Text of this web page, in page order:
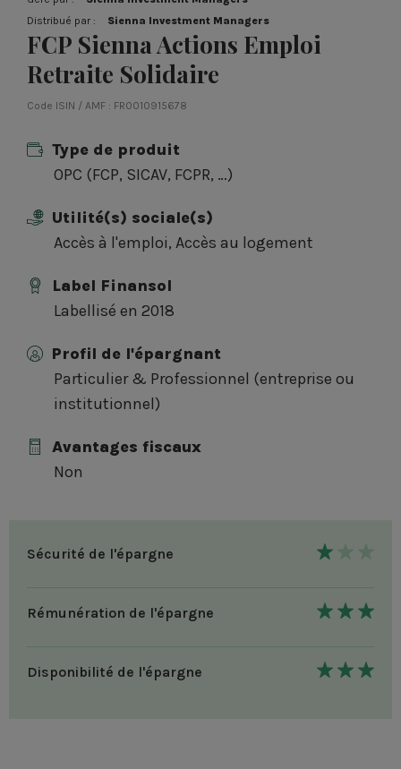
Distribué par :
Sienna Investment Managers
FCP Sienna Actions Emploi
Retraite Solidaire
Code ISIN / AMF : FR0010915678
Type de produit
OPC (FCP, SICAV, FCPR, …)
Utilité(s) sociale(s)
Accès à l'emploi, Accès au logement
Label Finansol
Labellisé en 2018
Profil de l'épargnant
Particulier & Professionnel (entreprise ou
institutionnel)
Avantages fiscaux
Non
Sécurité de l'épargne
1
3
Rémunération de l'épargne
3
3
Disponibilité de l'épargne
3